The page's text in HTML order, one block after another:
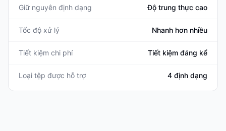
Giữ nguyên định dạng Độ trung thực cao
Tốc độ xử lý Nhanh hơn nhiều
Tiết kiệm chi phí Tiết kiệm đáng kể
Loại tệp được hỗ trợ 4 định dạng